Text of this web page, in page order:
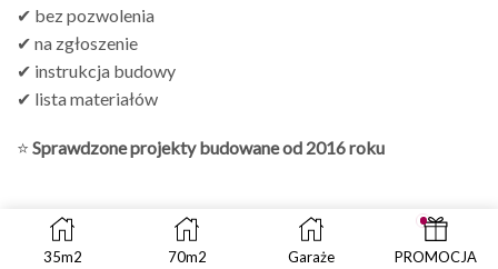
✔ bez pozwolenia
✔ na zgłoszenie
✔ instrukcja budowy
✔ lista materiałów
⭐ Sprawdzone projekty budowane od 2016 roku
35m2 70m2 Garaże PROMOCJA